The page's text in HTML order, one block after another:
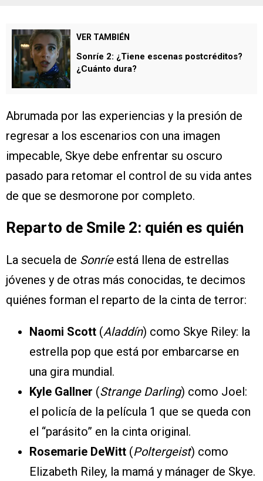
VER TAMBIÉN
Sonríe 2: ¿Tiene escenas postcréditos?
¿Cuánto dura?
Abrumada por las experiencias y la presión de
regresar a los escenarios con una imagen
impecable, Skye debe enfrentar su oscuro
pasado para retomar el control de su vida antes
de que se desmorone por completo.
Reparto de Smile 2: quién es quién
La secuela de Sonríe está llena de estrellas
jóvenes y de otras más conocidas, te decimos
quiénes forman el reparto de la cinta de terror:
Naomi Scott (Aladdín) como Skye Riley: la
estrella pop que está por embarcarse en
una gira mundial.
Kyle Gallner (Strange Darling) como Joel:
el policía de la película 1 que se queda con
el “parásito” en la cinta original.
Rosemarie DeWitt (Poltergeist) como
Elizabeth Riley, la mamá y mánager de Skye.